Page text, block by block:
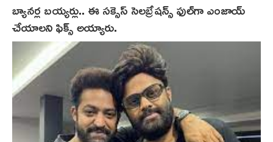
బ్యానర్ల బయ్యర్లు.. ఈ సక్సెస్ సెలబ్రేషన్స్ ఫుల్‌గా ఎంజాయ్
చేయాలని ఫిక్స్ అయ్యారు.